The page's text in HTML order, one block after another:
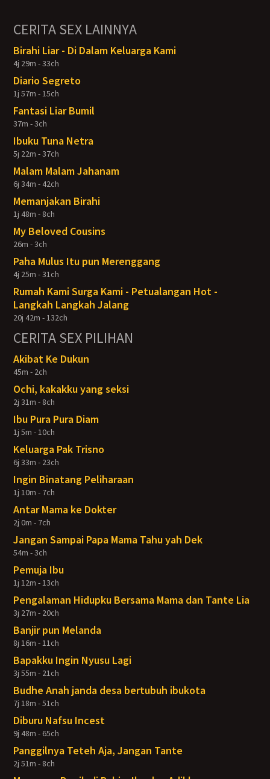
CERITA SEX LAINNYA
Birahi Liar - Di Dalam Keluarga Kami
4j 29m - 33ch
Diario Segreto
1j 57m - 15ch
Fantasi Liar Bumil
37m - 3ch
Ibuku Tuna Netra
5j 22m - 37ch
Malam Malam Jahanam
6j 34m - 42ch
Memanjakan Birahi
1j 48m - 8ch
My Beloved Cousins
26m - 3ch
Paha Mulus Itu pun Merenggang
4j 25m - 31ch
Rumah Kami Surga Kami - Petualangan Hot -
Langkah Langkah Jalang
20j 42m - 132ch
CERITA SEX PILIHAN
Akibat Ke Dukun
45m - 2ch
Ochi, kakakku yang seksi
2j 31m - 8ch
Ibu Pura Pura Diam
1j 5m - 10ch
Keluarga Pak Trisno
6j 33m - 23ch
Ingin Binatang Peliharaan
1j 10m - 7ch
Antar Mama ke Dokter
2j 0m - 7ch
Jangan Sampai Papa Mama Tahu yah Dek
54m - 3ch
Pemuja Ibu
1j 12m - 13ch
Pengalaman Hidupku Bersama Mama dan Tante Lia
3j 27m - 20ch
Banjir pun Melanda
8j 16m - 11ch
Bapakku Ingin Nyusu Lagi
3j 55m - 21ch
Budhe Anah janda desa bertubuh ibukota
7j 18m - 51ch
Diburu Nafsu Incest
9j 48m - 65ch
Panggilnya Teteh Aja, Jangan Tante
2j 51m - 8ch